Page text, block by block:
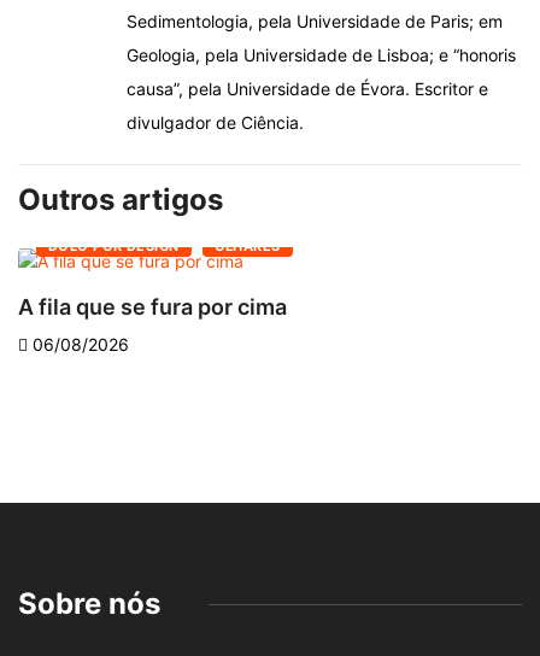
Sedimentologia, pela Universidade de Paris; em
Geologia, pela Universidade de Lisboa; e “honoris
causa”, pela Universidade de Évora. Escritor e
divulgador de Ciência.
Outros artigos
DOLO POR DESIGN OLHARES
A fila que se fura por cima
06/08/2026
Sobre nós